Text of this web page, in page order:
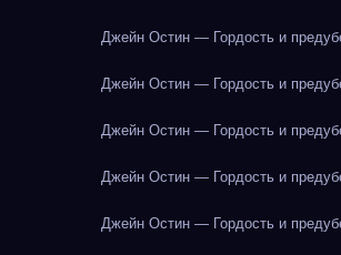
Джейн Остин — Гордость и
Джейн Остин — Гордость и
Джейн Остин — Гордость и
Джейн Остин — Гордость и
Джейн Остин — Гордость и